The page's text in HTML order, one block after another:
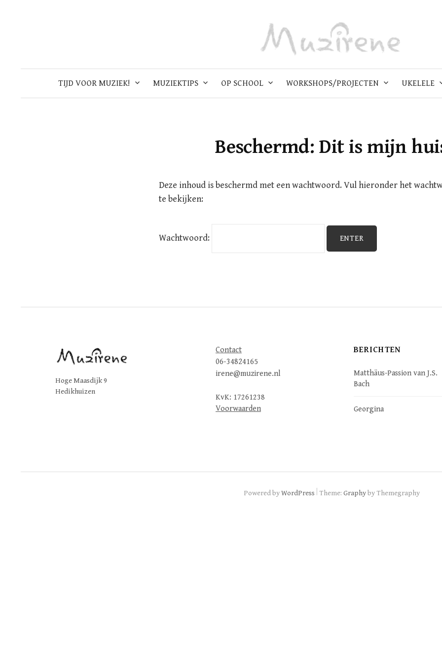
TIJD VOOR MUZIEK! MUZIEKTIPS OP SCHOOL WORKSHOPS/PROJECTEN UKELELE
Beschermd: Dit is mijn
Deze inhoud is beschermd met een wachtwoord. Vul hieronder het
te bekijken:
Wachtwoord:
Hoge Maasdijk 9
Hedikhuizen
Contact
06-34824165
irene@muzirene.nl
KvK: 17261238
Voorwaarden
BERICHTEN
Matthäus-Passion van J.S.
Bach
Georgina
Powered byWordPress Theme: Graphyby Themegraphy